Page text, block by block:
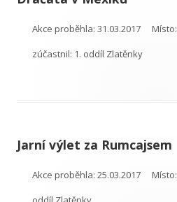
Akce proběhla: 31.03.2017 Místo:
zúčastnil: 1. oddíl Zlatěnky
Jarní výlet za Rumcajsem
Akce proběhla: 25.03.2017 Místo: